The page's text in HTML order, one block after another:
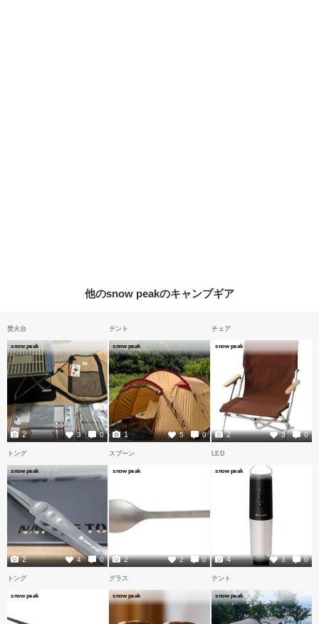
他のsnow peakのキャンプギア
焚火台
snow peak
3 0
2
テント
snow peak
5 0
1
チェア
snow peak
3 0
2
トング
snow peak
4 0
2
スプーン
snow peak
2 0
2
LED
snow peak
3 0
4
トング
snow peak
グラス
snow peak
テント
snow peak